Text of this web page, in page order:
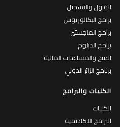
القبول والتسجيل
برامج البكالوريوس
برامج الماجستير
برامج الدبلوم
المنح والمساعدات المالية
برنامج الزائر الدولي
الكليات والبرامج
الكليات
البرامج الاكاديمية